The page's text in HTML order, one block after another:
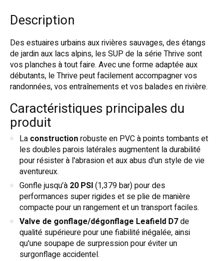
Description
Des estuaires urbains aux rivières sauvages, des étangs
de jardin aux lacs alpins, les SUP de la série Thrive sont
vos planches à tout faire. Avec une forme adaptée aux
débutants, le Thrive peut facilement accompagner vos
randonnées, vos entraînements et vos balades en rivière.
Caractéristiques principales du
produit
La constructionrobuste en PVC à points tombants et
les doubles parois latérales augmentent la durabilité
pour résister à l'abrasion et aux abus d'un style de vie
aventureux.
Gonfle jusqu’à 20 PSI(1,379 bar) pour des
performances super rigides et se plie de manière
compacte pour un rangement et un transport faciles.
Valve de gonflage/dégonflage Leafield D7de
qualité supérieure pour une fiabilité inégalée, ainsi
qu'une soupape de surpression pour éviter un
surgonflage accidentel.